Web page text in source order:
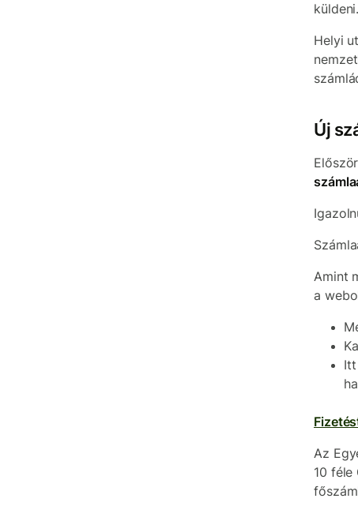
küldeni.
Helyi
Új
Amint
a
Az
10